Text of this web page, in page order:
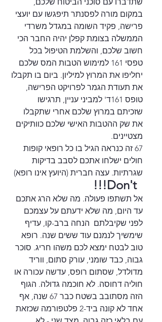
במקום מורה לפסנתר תיפגשו עם יועצי
פרישה, פקיד השומה במגדל משרדי
הממשלה בצומת קפלן יהיה החבר הכי
חשוב שלכם, והשלמת הטיפול בכל
טפסי 161 למימוש הטבות המס שלכם
יחליפו את המרוץ למיליון. ביום בו תקבלו
את תעודת הגמר לפרויקט הפרישה,
טופס 161ד' למביני עניין, תרגישו
שזכיתם במרוץ שלכם אחרי שתקבלו
את שק ההטבות האישי שלכם כוותיקים
מצטיינים.
67 זה כנראה הגיל בו כל רופאי קופות
חולים ישלחו אתכם לסבב בדיקות
שגרתיות. עצה חברית (היועץ אינו רופא)
  Don't!!!
אל תשתפו פעולה. מה שלא הרג אתכם
עד היום, מה שלא ידעתם על עצמכם
לפני שקיבלתם  הנחה ברב-קו, עדיף
שימשיך לנמנם עוד ששים שנה. רופא
טוב לבטח ימצא לכם משהו חריג. סוכר
גבוה, כבד שומני, עורק סתום, ווריד
מדולדל, שסתום רופס, עדשה עכורה או
חוליה דחוסה. לא חוכמה גדולה. הגוף
הזה מסתובב בשטח כבר 67 שנה, אף
אחד לא קונה ביד-2 פלטפורמה שכזאת